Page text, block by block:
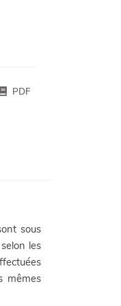
PDF
sous
les
mêmes